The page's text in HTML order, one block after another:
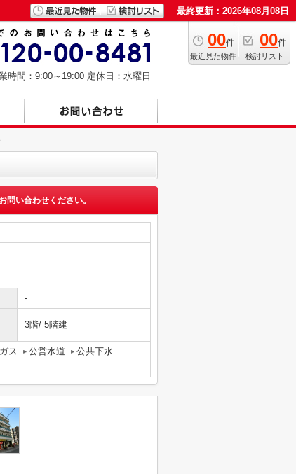
最終更新：2026年08月08日
00件
最近見た物件
00件
検討リスト
時間：9:00～19:00 定休日：水曜日
問い合わせください。
-
3階/ 5階建
ス 公営水道
公共下水